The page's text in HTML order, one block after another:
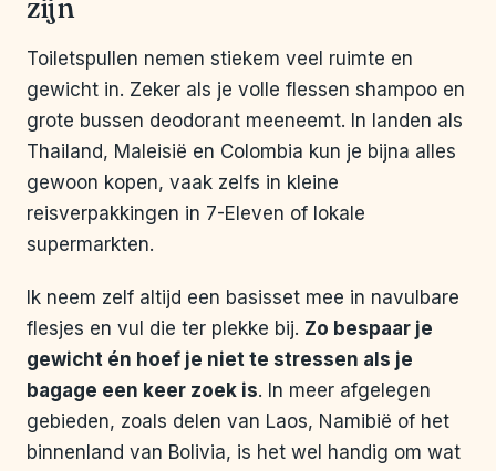
zijn
Toiletspullen nemen stiekem veel ruimte en
gewicht in. Zeker als je volle flessen shampoo en
grote bussen deodorant meeneemt. In landen als
Thailand, Maleisië en Colombia kun je bijna alles
gewoon kopen, vaak zelfs in kleine
reisverpakkingen in 7-Eleven of lokale
supermarkten.
Ik neem zelf altijd een basisset mee in navulbare
flesjes en vul die ter plekke bij. Zo bespaar je
gewicht én hoef je niet te stressen als je
bagage een keer zoek is. In meer afgelegen
gebieden, zoals delen van Laos, Namibië of het
binnenland van Bolivia, is het wel handig om wat